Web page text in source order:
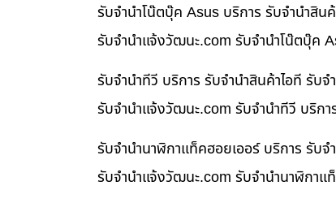
รับจำนำโน๊ตบุ๊ค Asus บริการ รับจำนำสิน
รับจํานําแจ้งวัฒนะ.com รับจำนำโน๊ตบุ๊ค
รับจำนำทีวี บริการ รับจำนำสินค้าไอที รับ
รับจํานําแจ้งวัฒนะ.com รับจำนำทีวี บริก
รับจำนำนาฬิกาแท็คฮอยเออร์ บริการ รับ
รับจํานําแจ้งวัฒนะ.com รับจำนำนาฬิกาแ